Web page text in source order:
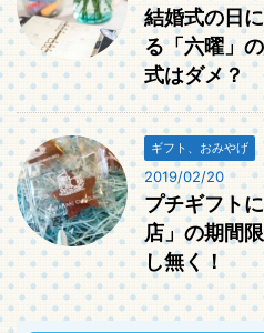
結婚式の日
る「六曜」
式はダメ？
ギフト、おみやげ
2019/02/20
プチギフト
店」の期間
し無く！